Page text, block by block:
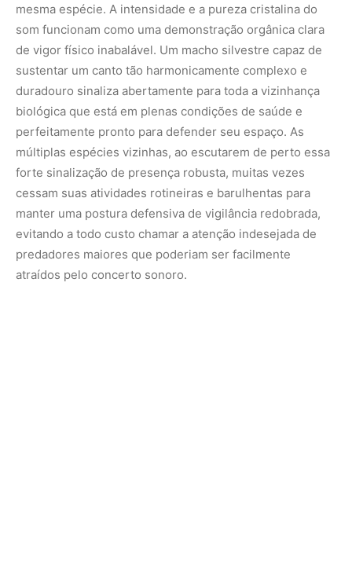
mesma espécie. A intensidade e a pureza cristalina do
som funcionam como uma demonstração orgânica clara
de vigor físico inabalável. Um macho silvestre capaz de
sustentar um canto tão harmonicamente complexo e
duradouro sinaliza abertamente para toda a vizinhança
biológica que está em plenas condições de saúde e
perfeitamente pronto para defender seu espaço. As
múltiplas espécies vizinhas, ao escutarem de perto essa
forte sinalização de presença robusta, muitas vezes
cessam suas atividades rotineiras e barulhentas para
manter uma postura defensiva de vigilância redobrada,
evitando a todo custo chamar a atenção indesejada de
predadores maiores que poderiam ser facilmente
atraídos pelo concerto sonoro.